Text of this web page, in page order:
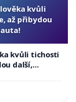
kvůli
až přibydou
kvůli tichosti
další,